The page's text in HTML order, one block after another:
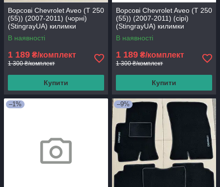
Ворсові Chevrolet Aveo (Т 250
(55)) (2007-2011) (чорні)
(StingrayUA) килимки
текстильні в салон авто
В наявності
1 189 ₴/комплект
1 300 ₴/комплект
Купити
Ворсові Chevrolet Aveo (Т 250
(55)) (2007-2011) (сірі)
(StingrayUA) килимки
текстильні в салон авто
В наявності
1 189 ₴/комплект
1 300 ₴/комплект
Купити
–1% –9%